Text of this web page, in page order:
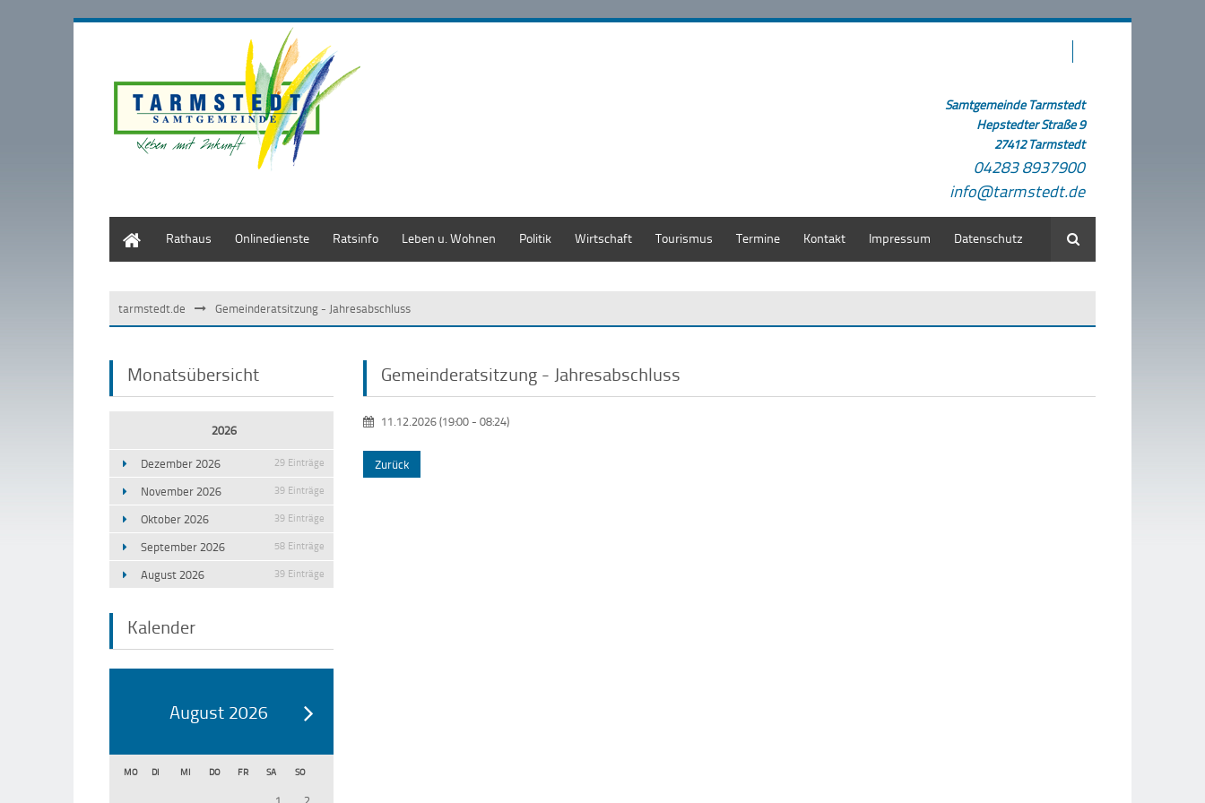
Samtgemeinde Tarmstedt
Hepstedter Straße 9
27412 Tarmstedt
04283 8937900
info@tarmstedt.de
Rathaus Onlinedienste Ratsinfo Leben u. Wohnen Politik Wirtschaft Tourismus Termine Kontakt Impressum Datenschutz Suche
tarmstedt.de Gemeinderatsitzung - Jahresabschluss
Monatsübersicht
2026
Dezember 2026 29 Einträge
November 2026 39 Einträge
Oktober 2026 39 Einträge
September 2026 58 Einträge
August 2026 39 Einträge
Kalender
August 2026
MO DI MI DO FR SA SO
Gemeinderatsitzung - Jahresabschluss
11.12.2026 (19:00-08:24)
Zurück